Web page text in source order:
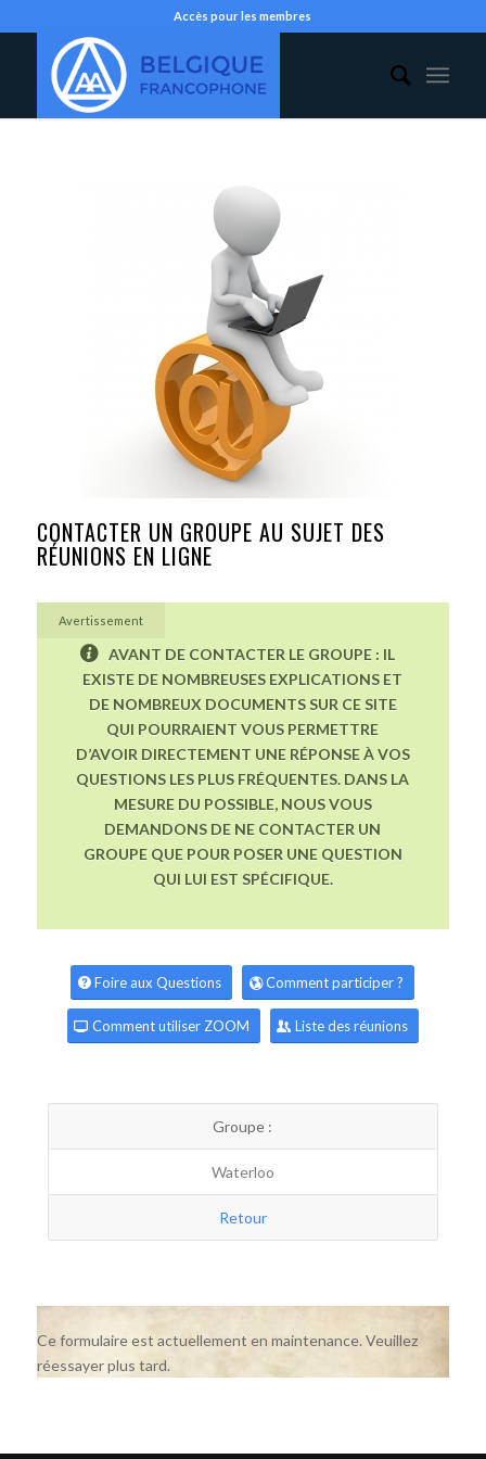
Accès pour les membres
CONTACTER UN GROUPE AU SUJET DES
RÉUNIONS EN LIGNE
Avertissement
AVANT DE CONTACTER LE GROUPE : IL
EXISTE DE NOMBREUSES EXPLICATIONS ET
DE NOMBREUX DOCUMENTS SUR CE SITE
QUI POURRAIENT VOUS PERMETTRE
D’AVOIR DIRECTEMENT UNE RÉPONSE À VOS
QUESTIONS LES PLUS FRÉQUENTES. DANS LA
MESURE DU POSSIBLE, NOUS VOUS
DEMANDONS DE NE CONTACTER UN
GROUPE QUE POUR POSER UNE QUESTION
QUI LUI EST SPÉCIFIQUE.
Foire aux Questions Comment participer ?
Comment utiliser ZOOM Liste des réunions
Groupe :
Waterloo
Retour
Ce formulaire est actuellement en maintenance. Veuillez
réessayer plus tard.